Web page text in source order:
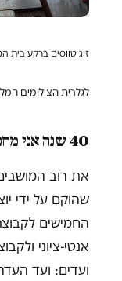
זוג טווסים ברקע בית
לגלרית הצילומים
40 שנה אני מחכה לה
את רוב
שהוקם על ידי
החמישים
אנטי-ציוני
ועדים: ועד